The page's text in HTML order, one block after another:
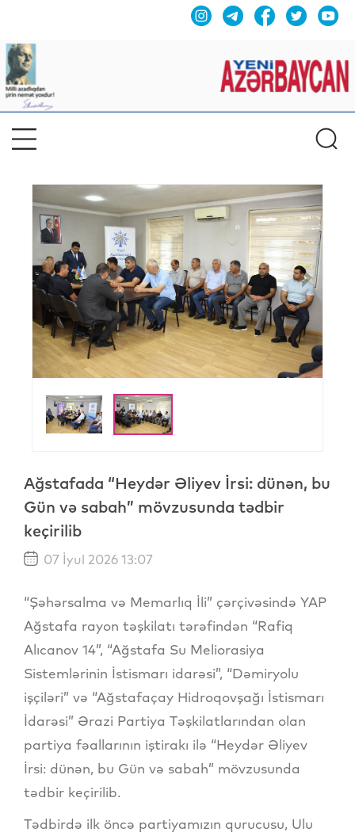
Previous
Ağstafada “Heydər Əliyev İrsi: dünən, bu
Gün və sabah” mövzusunda tədbir
keçirilib
07 İyul 2026 13:07
“Şəhərsalma və Memarlıq İli” çərçivəsində YAP
Ağstafa rayon təşkilatı tərəfindən “Rafiq
Alıcanov 14”, “Ağstafa Su Meliorasiya
Sistemlərinin İstismarı idarəsi”, “Dəmiryolu
işçiləri” və “Ağstafaçay Hidroqovşağı İstismarı
İdarəsi” Ərazi Partiya Təşkilatlarından olan
partiya fəallarının iştirakı ilə “Heydər Əliyev
İrsi: dünən, bu Gün və sabah” mövzusunda
tədbir keçirilib.
Tədbirdə ilk öncə partiyamızın qurucusu, Ulu